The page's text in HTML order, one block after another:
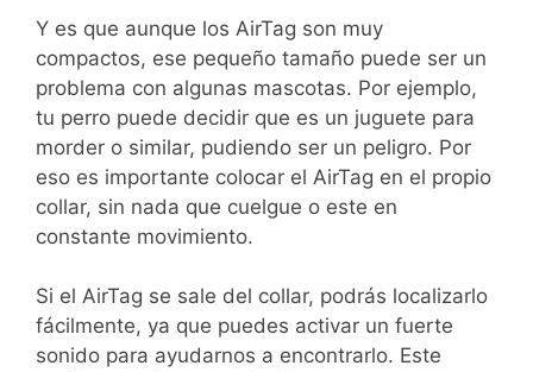
Y es que aunque los AirTag son muy
compactos, ese pequeño tamaño puede ser un
problema con algunas mascotas. Por ejemplo,
tu perro puede decidir que es un juguete para
morder o similar, pudiendo ser un peligro. Por
eso es importante colocar el AirTag en el propio
collar, sin nada que cuelgue o este en
constante movimiento.
Si el AirTag se sale del collar, podrás localizarlo
fácilmente, ya que puedes activar un fuerte
sonido para ayudarnos a encontrarlo. Este